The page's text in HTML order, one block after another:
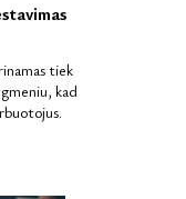
tiek
kad